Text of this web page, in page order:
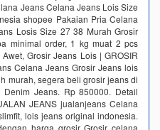
Jeans Celana Jeans Lois Size
shopee Pakaian Pria Celana
Losis Size 27 38 Murah Grosir
minimal order, 1 kg muat 2 pcs
Grosir Jeans Lois | GROSIR
Celana Jeans Grosir Jeans lois
murah, segera beli grosir jeans di
Jeans. Rp 850000. Detail
JEANS jualanjeans Celana
lois jeans original indonesia.
harga grosir Grosir celana